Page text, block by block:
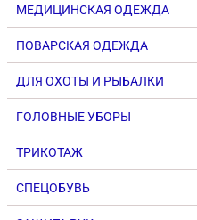
МЕДИЦИНСКАЯ ОДЕЖДА
ПОВАРСКАЯ ОДЕЖДА
ДЛЯ ОХОТЫ И РЫБАЛКИ
ГОЛОВНЫЕ УБОРЫ
ТРИКОТАЖ
СПЕЦОБУВЬ